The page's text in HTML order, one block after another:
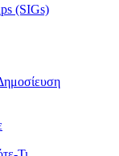
(SIGs)